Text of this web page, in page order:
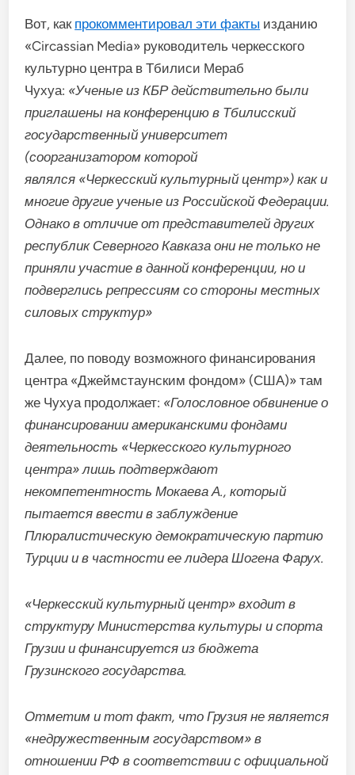
Вот, как прокомментировал эти факты изданию
«Circassian Media» руководитель черкесского
культурно центра в Тбилиси Мераб
Чухуа: «Ученые из КБР действительно были
приглашены на конференцию в Тбилисский
государственный университет
(соорганизатором которой
являлся «Черкесский культурный центр») как и
многие другие ученые из Российской Федерации.
Однако в отличие от представителей других
республик Северного Кавказа они не только не
приняли участие в данной конференции, но и
подверглись репрессиям со стороны местных
силовых структур»
Далее, по поводу возможного финансирования
центра «Джеймстаунским фондом» (США)» там
же Чухуа продолжает: «Голословное обвинение о
финансировании американскими фондами
деятельность «Черкесского культурного
центра»лишь подтверждают
некомпетентность Мокаева А., который
пытается ввести в заблуждение
Плюралистическую демократическую партию
Турции и в частности ее лидера Шогена Фарух.
«Черкесский культурный центр» входит в
структуру Министерства культуры и спорта
Грузии и финансируется из бюджета
Грузинского государства.
Отметим и тот факт, что Грузия не является
«недружественным государством» в
отношении РФ в соответствии с официальной